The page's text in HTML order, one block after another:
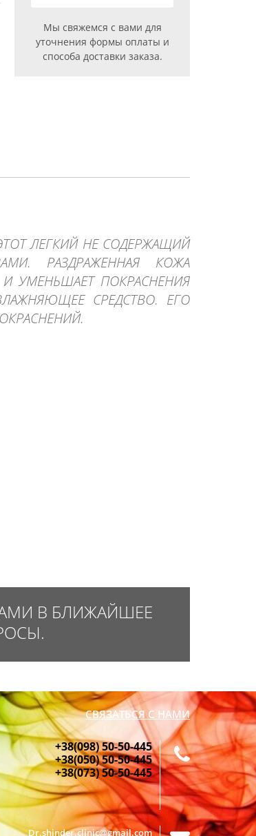
Мы свяжемся с вами для
уточнения формы оплаты и
способа доставки заказа.
ЛЕГКИЙ НЕ СОДЕРЖАЩИЙ
РАЗДРАЖЕННАЯ КОЖА
УМЕНЬШАЕТ ПОКРАСНЕНИЯ
СРЕДСТВО. ЕГО
В БЛИЖАЙШЕЕ
СВЯЗАТЬСЯ С НАМИ
+38(098) 50-50-445
+38(050) 50-50-445
+38(073) 50-50-445
Dr.shinder.clinic@gmail.com